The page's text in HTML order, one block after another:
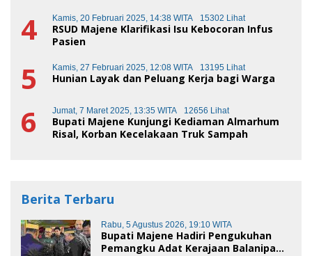
4 Kamis, 20 Februari 2025, 14:38 WITA 15302 Lihat
RSUD Majene Klarifikasi Isu Kebocoran Infus
Pasien
5 Kamis, 27 Februari 2025, 12:08 WITA 13195 Lihat
Hunian Layak dan Peluang Kerja bagi Warga
6 Jumat, 7 Maret 2025, 13:35 WITA 12656 Lihat
Bupati Majene Kunjungi Kediaman Almarhum
Risal, Korban Kecelakaan Truk Sampah
Berita Terbaru
Rabu, 5 Agustus 2026, 19:10 WITA
Bupati Majene Hadiri Pengukuhan
Pemangku Adat Kerajaan Balanipa